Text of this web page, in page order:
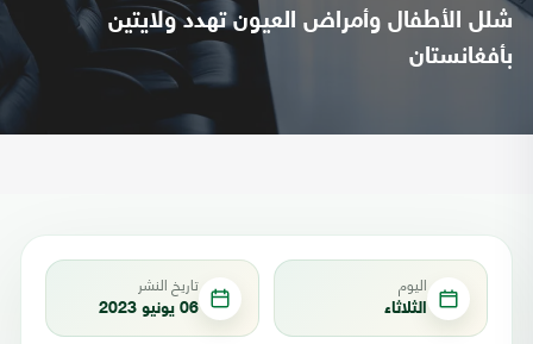
شلل الأطفال وأمراض العيون تهدد ولايتين
بأفغانستان
اليوم
الثلاثاء
تاريخ النشر
06 يونيو 2023